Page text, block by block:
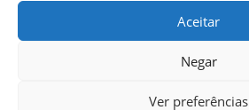
Aceitar
Negar
Ver preferências